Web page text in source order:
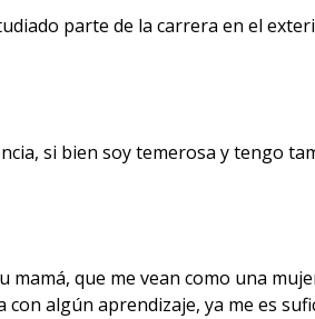
parte de la carrera en el
si bien soy temerosa y tengo
que me vean como una
algún aprendizaje, ya me es